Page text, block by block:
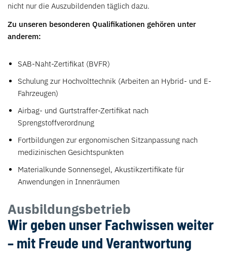
nicht nur die Auszubildenden täglich dazu.
Zu unseren besonderen Qualifikationen gehören unter
anderem:
SAB-Naht-Zertifikat (BVFR)
Schulung zur Hochvolttechnik (Arbeiten an Hybrid- und E-
Fahrzeugen)
Airbag- und Gurtstraffer-Zertifikat nach
Sprengstoffverordnung
Fortbildungen zur ergonomischen Sitzanpassung nach
medizinischen Gesichtspunkten
Materialkunde Sonnensegel, Akustikzertifikate für
Anwendungen in Innenräumen
Ausbildungsbetrieb
Wir geben unser Fachwissen weiter
– mit Freude und Verantwortung